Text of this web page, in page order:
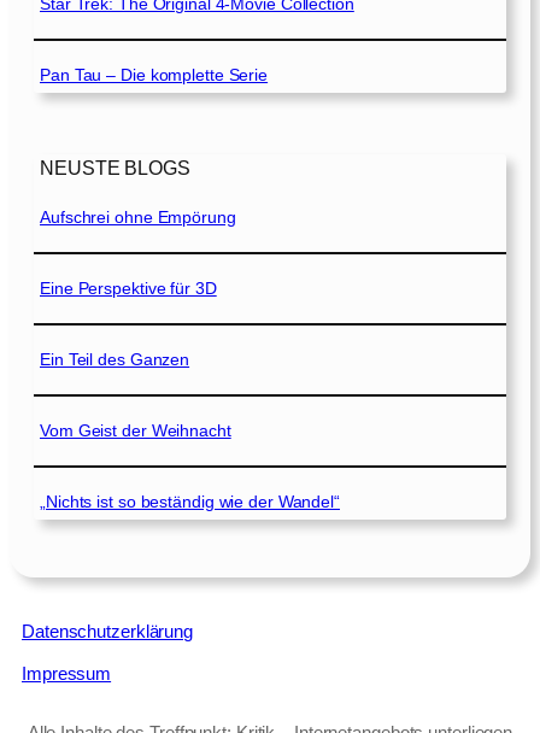
Star Trek: The Original 4-Movie Collection
Pan Tau – Die komplette Serie
NEUSTE BLOGS
Aufschrei ohne Empörung
Eine Perspektive für 3D
Ein Teil des Ganzen
Vom Geist der Weihnacht
„Nichts ist so beständig wie der Wandel“
Datenschutzerklärung
Impressum